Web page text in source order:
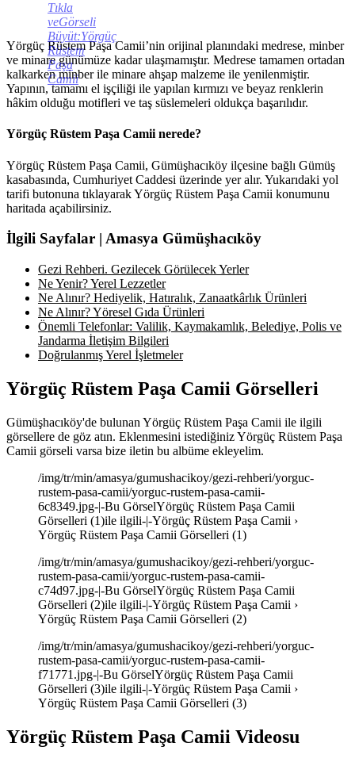
Tıkla
veGörseli
Büyüt:Yörgüç
Rüstem
Paşa
Camii
Yörgüç Rüstem Paşa Camii’nin orijinal planındaki medrese, minber
ve minare günümüze kadar ulaşmamıştır. Medrese tamamen ortadan
kalkarken minber ile minare ahşap malzeme ile yenilenmiştir.
Yapının, tamamı el işçiliği ile yapılan kırmızı ve beyaz renklerin
hâkim olduğu motifleri ve taş süslemeleri oldukça başarılıdır.
Yörgüç Rüstem Paşa Camii nerede?
Yörgüç Rüstem Paşa Camii, Gümüşhacıköy ilçesine bağlı Gümüş
kasabasında, Cumhuriyet Caddesi üzerinde yer alır. Yukarıdaki yol
tarifi butonuna tıklayarak Yörgüç Rüstem Paşa Camii konumunu
haritada açabilirsiniz.
İlgili Sayfalar | Amasya Gümüşhacıköy
Gezi Rehberi. Gezilecek Görülecek Yerler
Ne Yenir? Yerel Lezzetler
Ne Alınır? Hediyelik, Hatıralık, Zanaatkârlık Ürünleri
Ne Alınır? Yöresel Gıda Ürünleri
Önemli Telefonlar: Valilik, Kaymakamlık, Belediye, Polis ve
Jandarma İletişim Bilgileri
Doğrulanmış Yerel İşletmeler
Yörgüç Rüstem Paşa Camii Görselleri
Gümüşhacıköy'de bulunan Yörgüç Rüstem Paşa Camii ile ilgili
görsellere de göz atın. Eklenmesini istediğiniz Yörgüç Rüstem Paşa
Camii görseli varsa bize iletin bu albüme ekleyelim.
/img/tr/min/amasya/gumushacikoy/gezi-rehberi/yorguc-
rustem-pasa-camii/yorguc-rustem-pasa-camii-
6c8349.jpg-|-Bu GörselYörgüç Rüstem Paşa Camii
Görselleri (1)ile ilgili-|-Yörgüç Rüstem Paşa Camii ›
Yörgüç Rüstem Paşa Camii Görselleri (1)
/img/tr/min/amasya/gumushacikoy/gezi-rehberi/yorguc-
rustem-pasa-camii/yorguc-rustem-pasa-camii-
c74d97.jpg-|-Bu GörselYörgüç Rüstem Paşa Camii
Görselleri (2)ile ilgili-|-Yörgüç Rüstem Paşa Camii ›
Yörgüç Rüstem Paşa Camii Görselleri (2)
/img/tr/min/amasya/gumushacikoy/gezi-rehberi/yorguc-
rustem-pasa-camii/yorguc-rustem-pasa-camii-
f71771.jpg-|-Bu GörselYörgüç Rüstem Paşa Camii
Görselleri (3)ile ilgili-|-Yörgüç Rüstem Paşa Camii ›
Yörgüç Rüstem Paşa Camii Görselleri (3)
Yörgüç Rüstem Paşa Camii Videosu